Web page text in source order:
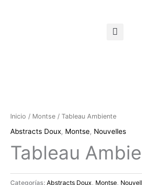
Inicio / Montse / Tableau Ambiente
Abstracts Doux, Montse, Nouvelles
Tableau
Categorías: Abstracts Doux Montse